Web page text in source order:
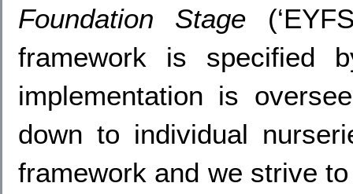
Foundation Stage
framework is specified
implementation is
down to individual
framework and we strive